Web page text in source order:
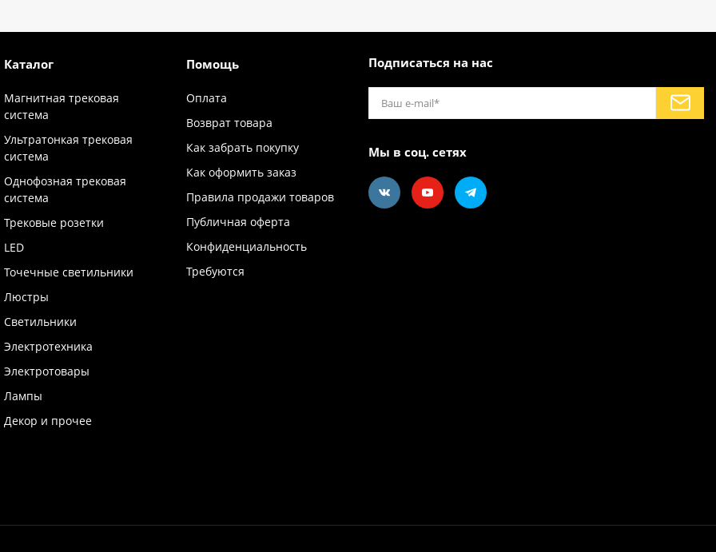
Каталог
Магнитная трековая
система
Ультратонкая трековая
система
Однофозная трековая
система
Трековые розетки
LED
Точечные светильники
Люстры
Светильники
Электротехника
Электротовары
Лампы
Декор и прочее
Помощь
Оплата
Возврат товара
Как забрать покупку
Как оформить заказ
Правила продажи товаров
Публичная оферта
Конфиденциальность
Требуются
Подписаться на нас
Мы в соц. сетях